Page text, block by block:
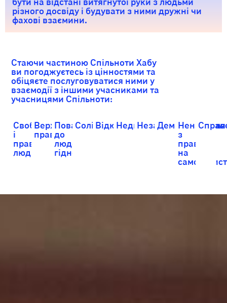
бути на відстані витягнутої руки з людьми
різного досвіду і будувати з ними дружні чи
фахові взаємини.
Стаючи частиною Спільноти Хабу
ви погоджуєтесь із цінностями та
обіцяєте послуговуватися ними у
взаємодії з іншими учасниками та
учасницями Спільноти:
Свобода
і
права
людини
Верховенство
права
Повага
до
людської
гідності
Солідарність
Відкритість
Недискримінація
Незаангажованість
Демократія
Ненасилля
з
правом
на
самозахист